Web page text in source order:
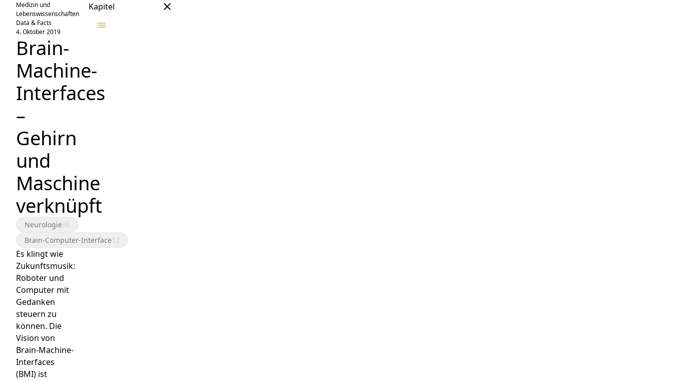
Medizin und
Lebenswissenschaften
Data & Facts
4. Oktober 2019
Brain-
Machine-
Interfaces
–
Gehirn
und
Maschine
verknüpft
Neurologie96
Brain-Computer-Interface12
Es klingt wie
Zukunftsmusik:
Roboter und
Computer mit
Gedanken
steuern zu
können. Die
Vision von
Brain-Machine-
Interfaces
(BMI) ist
Kapitel